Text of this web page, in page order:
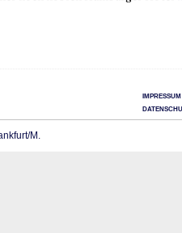
IMPRESSUM
M.